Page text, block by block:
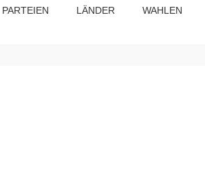
PARTEIEN LÄNDER WAHLEN